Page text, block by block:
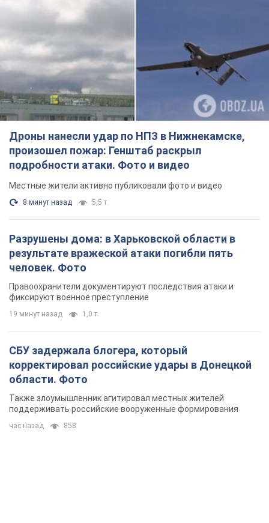
Дроны нанесли удар по НПЗ в Нижнекамске,
произошел пожар: Генштаб раскрыл
подробности атаки. Фото и видео
Местные жители активно публиковали фото и видео
8 минут назад 5,5 т.
Разрушены дома: в Харьковской области в
результате вражеской атаки погибли пять
человек. Фото
Правоохранители документируют последствия атаки и
фиксируют военное преступление
19 минут назад 1,0 т.
СБУ задержала блогера, который
корректировал российские удары в Донецкой
области. Фото
Также злоумышленник агитировал местных жителей
поддерживать российские вооруженные формирования
час назад 858